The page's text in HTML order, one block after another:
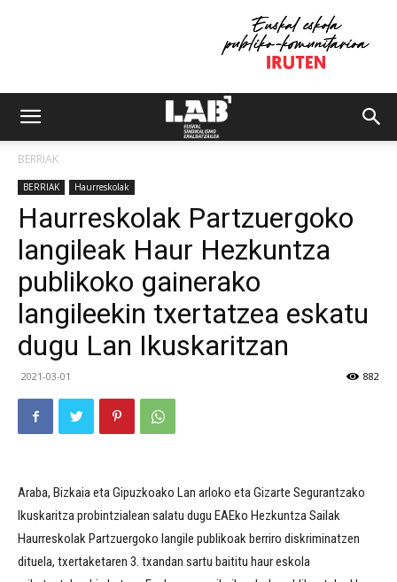
BERRIAK
BERRIAK Haurreskolak
Haurreskolak Partzuergoko
langileak Haur Hezkuntza
publikoko gainerako
langileekin txertatzea eskatu
dugu Lan Ikuskaritzan
2021-03-01 882
Araba, Bizkaia eta Gipuzkoako Lan arloko eta Gizarte Segurantzako
Ikuskaritza probintzialean salatu dugu EAEko Hezkuntza Sailak
Haurreskolak Partzuergoko langile publikoak berriro diskriminatzen
dituela, txertaketaren 3. txandan sartu baititu haur eskola